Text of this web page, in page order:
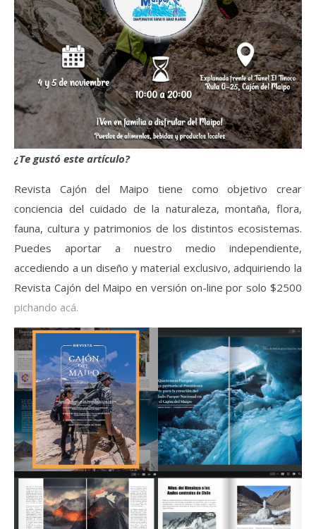
¿Te gustó este artículo?
Revista Cajón del Maipo tiene como objetivo crear
conciencia del cuidado de la naturaleza, montaña, flora,
fauna, cultura y patrimonios de los distintos ecosistemas.
Puedes aportar a nuestro medio independiente,
accediendo a un diseño y material exclusivo, adquiriendo la
Revista Cajón del Maipo en versión on-line por solo $2500
pichando acá.